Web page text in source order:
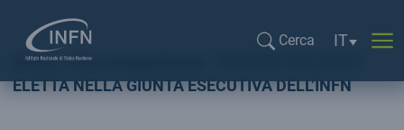
Cerca
IT
Home
Non categorizzato
ELETTA NELLA GIUNTA ESECUTIVA DELL’INFN